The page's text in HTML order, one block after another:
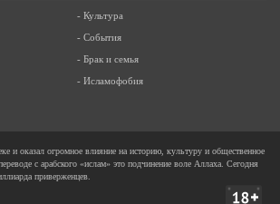
- Культура
- События
- Брак и семья
- Исламофобия
и оказал огромное влияние на историю, культуру и общественное
с арабского «ислам» это подчинение воле Аллаха. Сегодня
приверженцев.